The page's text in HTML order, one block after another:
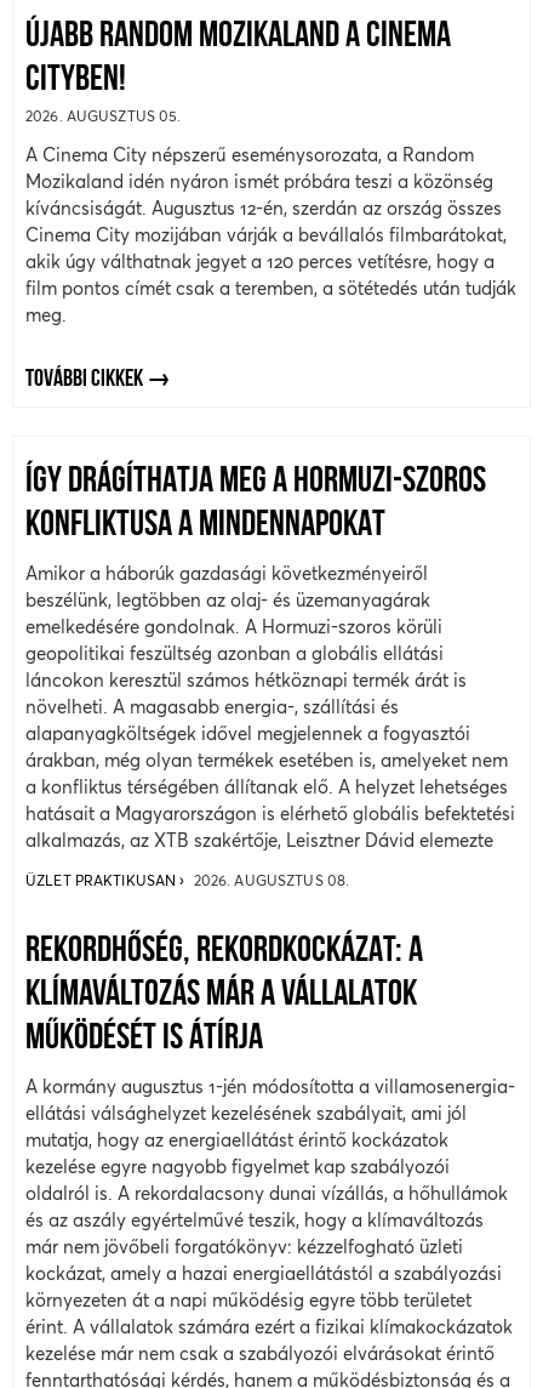
ÚJABB RANDOM MOZIKALAND A CINEMA
CITYBEN!
2026. AUGUSZTUS 05.
A Cinema City népszerű eseménysorozata, a Random
Mozikaland idén nyáron ismét próbára teszi a közönség
kíváncsiságát. Augusztus 12-én, szerdán az ország összes
Cinema City mozijában várják a bevállalós filmbarátokat,
akik úgy válthatnak jegyet a 120 perces vetítésre, hogy a
film pontos címét csak a teremben, a sötétedés után tudják
meg.
TOVÁBBI CIKKEK
ÍGY DRÁGÍTHATJA MEG A HORMUZI-SZOROS
KONFLIKTUSA A MINDENNAPOKAT
Amikor a háborúk gazdasági következményeiről
beszélünk, legtöbben az olaj- és üzemanyagárak
emelkedésére gondolnak. A Hormuzi-szoros körüli
geopolitikai feszültség azonban a globális ellátási
láncokon keresztül számos hétköznapi termék árát is
növelheti. A magasabb energia-, szállítási és
alapanyagköltségek idővel megjelennek a fogyasztói
árakban, még olyan termékek esetében is, amelyeket nem
a konfliktus térségében állítanak elő. A helyzet lehetséges
hatásait a Magyarországon is elérhető globális befektetési
alkalmazás, az XTB szakértője, Leisztner Dávid elemezte
ÜZLET PRAKTIKUSAN 2026. AUGUSZTUS 08.
REKORDHŐSÉG, REKORDKOCKÁZAT: A
KLÍMAVÁLTOZÁS MÁR A VÁLLALATOK
MŰKÖDÉSÉT IS ÁTÍRJA
A kormány augusztus 1-jén módosította a villamosenergia-
ellátási válsághelyzet kezelésének szabályait, ami jól
mutatja, hogy az energiaellátást érintő kockázatok
kezelése egyre nagyobb figyelmet kap szabályozói
oldalról is. A rekordalacsony dunai vízállás, a hőhullámok
és az aszály egyértelművé teszik, hogy a klímaváltozás
már nem jövőbeli forgatókönyv: kézzelfogható üzleti
kockázat, amely a hazai energiaellátástól a szabályozási
környezeten át a napi működésig egyre több területet
érint. A vállalatok számára ezért a fizikai klímakockázatok
kezelése már nem csak a szabályozói elvárásokat érintő
fenntarthatósági kérdés, hanem a működésbiztonság és a